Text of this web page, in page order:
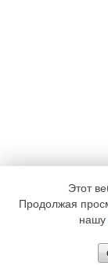
Этот
Продолжая
нашу